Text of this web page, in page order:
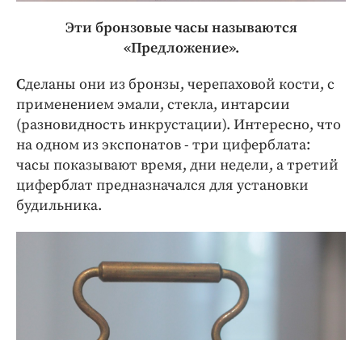
Эти бронзовые часы называются
«Предложение».
Сделаны они из бронзы, черепаховой кости, с
применением эмали, стекла, интарсии
(разновидность инкрустации). Интересно, что
на одном из экспонатов - три циферблата:
часы показывают время, дни недели, а третий
циферблат предназначался для установки
будильника.